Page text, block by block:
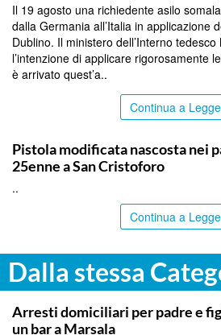
Il 19 agosto una richiedente asilo
dalla Germania all’Italia in applicazione
Dublino. Il ministero dell’Interno
l’intenzione di applicare rigorosamente
è arrivato quest’a..
Continua a
Pistola modificata nascosta nei
25enne a San Cristoforo
..
Continua a
Dalla stessa
TRAPANI
Arresti domiciliari per padre e
un bar a Marsala